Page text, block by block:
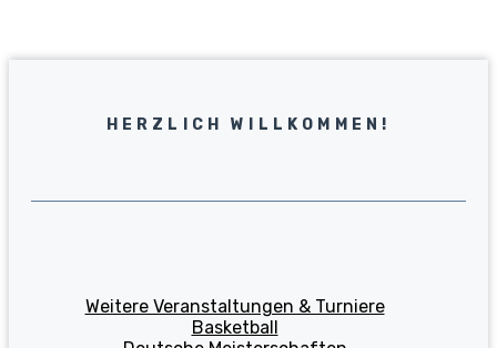
HERZLICH WILLKOMMEN!
Weitere Veranstaltungen & Turniere
Basketball